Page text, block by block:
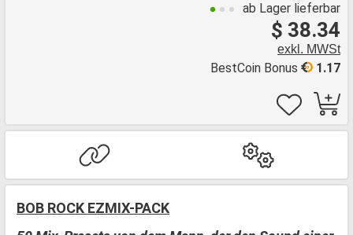
ab Lager lieferbar
$ 38.34
exkl. MWSt
1.17
BestCoin Bonus
BOB ROCK EZMIX-PACK